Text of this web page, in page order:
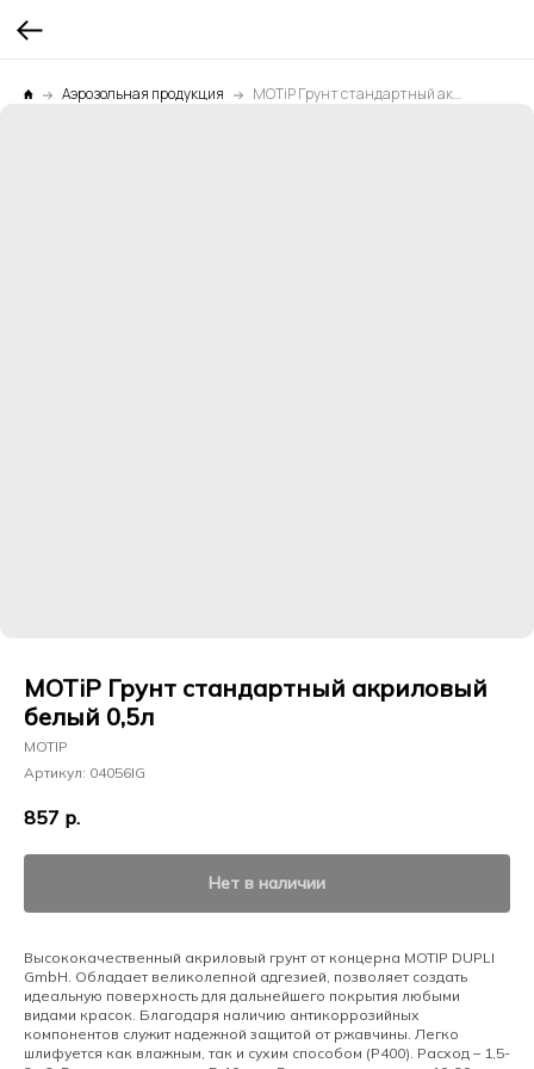
Аэрозольная продукция MOTiP Грунт стандартный акриловый белый 0,5л
MOTiP Грунт стандартный акриловый
белый 0,5л
MOTIP
Артикул: 04056IG
857 р.
Нет в наличии
Высококачественный акриловый грунт от концерна MOTIP DUPLI
GmbH. Обладает великолепной адгезией, позволяет создать
идеальную поверхность для дальнейшего покрытия любыми
видами красок. Благодаря наличию антикоррозийных
компонентов служит надежной защитой от ржавчины. Легко
шлифуется как влажным, так и сухим способом (P400). Расход – 1,5-